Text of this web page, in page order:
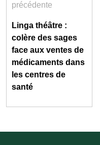
précédente
Linga théâtre :
colère des sages
face aux ventes de
médicaments dans
les centres de
santé